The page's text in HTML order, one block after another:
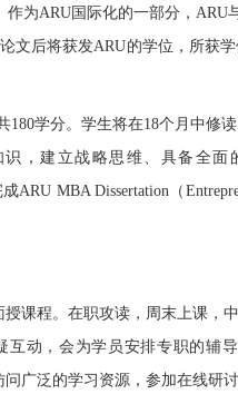
为ARU国际化的一部分，
文后将获发ARU的学位，所获
180学分。学生将在18个月中修
，建立战略思维、具备全面
成ARU MBA Dissertation（
课程。在职攻读，周末上课，
动，会为学员安排专职的辅
广泛的学习资源，参加在线